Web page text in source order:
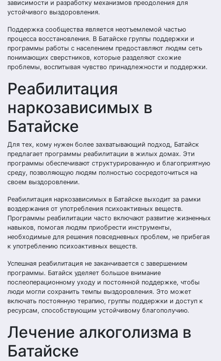
зависимости и разработку механизмов преодоления для
устойчивого выздоровления.
Поддержка сообщества является неотъемлемой частью
процесса восстановления. В Батайске группы поддержки и
программы работы с населением предоставляют людям сеть
понимающих сверстников, которые разделяют схожие
проблемы, воспитывая чувство принадлежности и поддержки.
Реабилитация
наркозависимых в
Батайске
Для тех, кому нужен более захватывающий подход, Батайск
предлагает программы реабилитации в жилых домах. Эти
программы обеспечивают структурированную и благоприятную
среду, позволяющую людям полностью сосредоточиться на
своем выздоровлении.
Реабилитация наркозависимых в Батайске выходит за рамки
воздержания от употребления психоактивных веществ.
Программы реабилитации часто включают развитие жизненных
навыков, помогая людям приобрести инструменты,
необходимые для решения повседневных проблем, не прибегая
к употреблению психоактивных веществ.
Успешная реабилитация не заканчивается с завершением
программы. Батайск уделяет большое внимание
послеоперационному уходу и постоянной поддержке, чтобы
люди могли сохранить темпы выздоровления. Это может
включать постоянную терапию, группы поддержки и доступ к
ресурсам, способствующим устойчивому благополучию.
Лечение алкоголизма в
Батайске